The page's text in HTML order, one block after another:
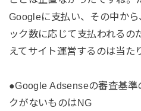
Googleに支払い、その中か
ック数に応じて支払われるの
えてサイト運営するのは当た
●Google Adsenseの審査基準
クがないものはNG